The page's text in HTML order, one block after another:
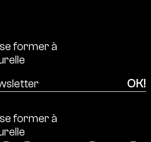
se former à
se former à